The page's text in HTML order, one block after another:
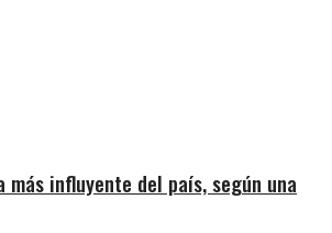
más influyente del país, según una